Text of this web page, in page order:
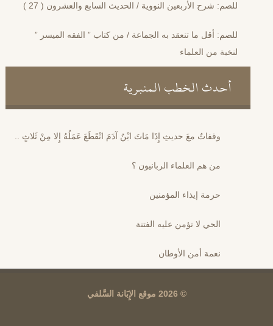
للصم: شرح الأربعين النووية / الحديث السابع والعشرون ( 27 )
للصم: أقل ما تنعقد به الجماعة / من كتاب ” الفقه الميسر ”
لنخبة من العلماء
أحدث الخطب المنبرية
وقفاتٌ معَ حديثِ إِذَا مَاتَ ابْنُ آدَمَ انْقَطَعَ عَمَلُهُ إِلا مِنْ ثَلاثٍ ..
من هم العلماء الربانيون ؟
حرمة إيذاء المؤمنين
الحي لا تؤمن عليه الفتنة
نعمة أمن الأوطان
© 2026 موقع الإِبَانة السَّلفي